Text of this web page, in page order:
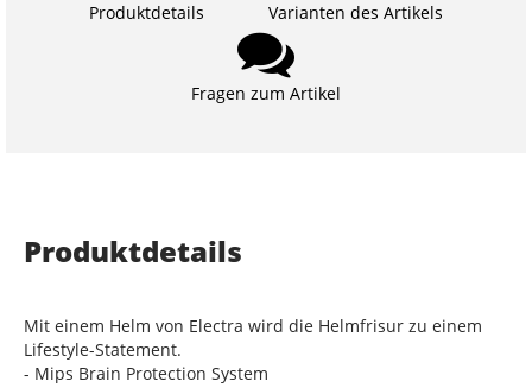
Produktdetails Varianten des Artikels
Fragen zum Artikel
Produktdetails
Mit einem Helm von Electra wird die Helmfrisur zu einem
Lifestyle-Statement.
- Mips Brain Protection System